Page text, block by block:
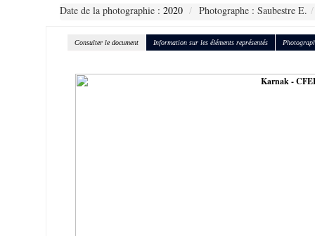
Date de la photographie : 2020 Photographe : Saubestre E.
Consulter le document Information sur les éléments représentés